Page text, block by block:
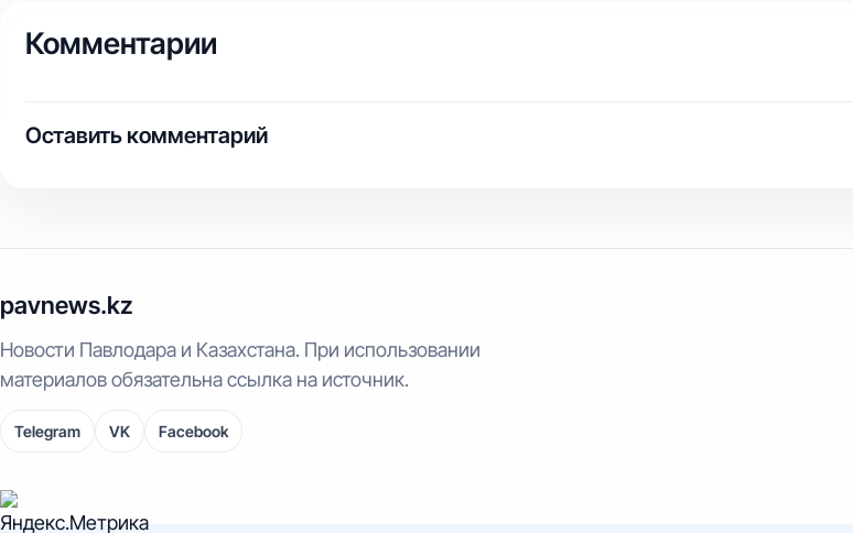
Комментарии
Оставить комментарий
pavnews.kz
Новости Павлодара и Казахстана. При использовании
материалов обязательна ссылка на источник.
Telegram VK Facebook